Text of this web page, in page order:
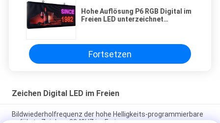
Hohe Auflösung P6 RGB Digital im
Freien LED unterzeichnet
Fortsetzen
Zeichen Digital LED im Freien
Bildwiederholfrequenz der hohe Helligkeits-programmierbare